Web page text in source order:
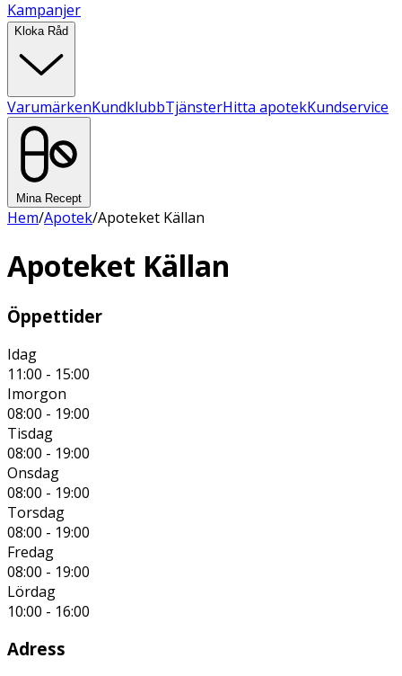
Kampanjer
Kloka Råd
VarumärkenKundklubbTjänsterHitta apotekKundservice
Mina Recept
Hem/Apotek/Apoteket Källan
Apoteket Källan
Öppettider
Idag
11:00 - 15:00
Imorgon
08:00 - 19:00
Tisdag
08:00 - 19:00
Onsdag
08:00 - 19:00
Torsdag
08:00 - 19:00
Fredag
08:00 - 19:00
Lördag
10:00 - 16:00
Adress